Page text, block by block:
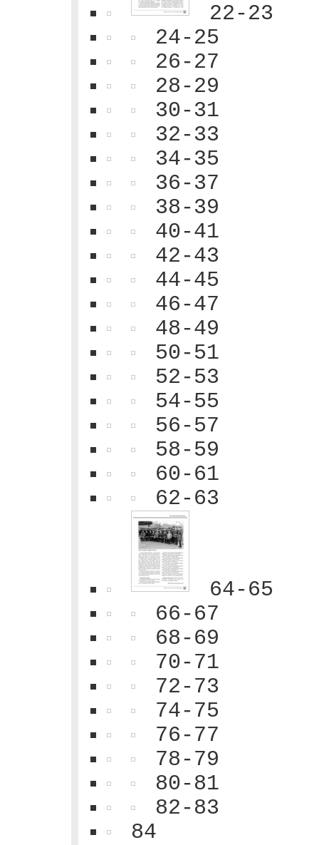
22-23
24-25
26-27
28-29
30-31
32-33
34-35
36-37
38-39
40-41
42-43
44-45
46-47
48-49
50-51
52-53
54-55
56-57
58-59
60-61
62-63
64-65
66-67
68-69
70-71
72-73
74-75
76-77
78-79
80-81
82-83
84